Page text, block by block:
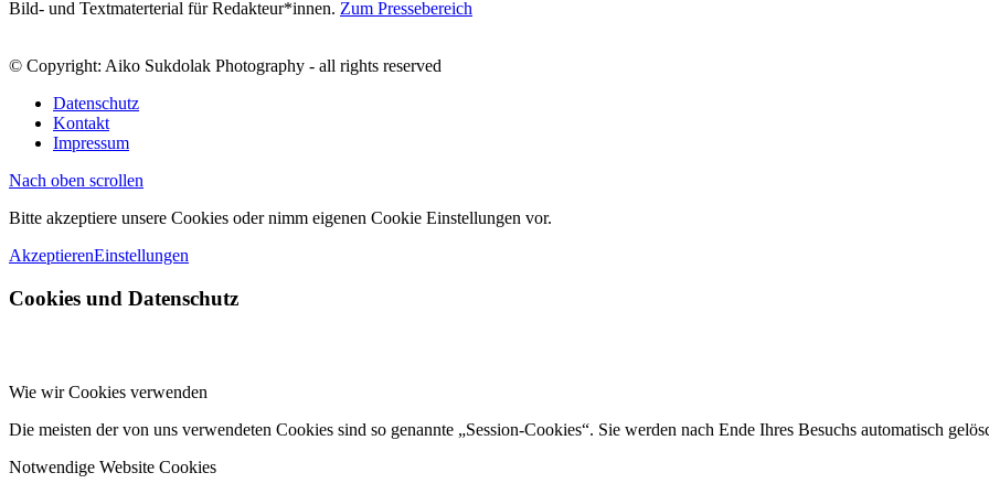
Bild- und Textmaterterial für Redakteur*innen. Zum Pressebereich
© Copyright: Aiko Sukdolak Photography - all rights reserved
Datenschutz
Kontakt
Impressum
Nach oben scrollen
Bitte akzeptiere unsere Cookies oder nimm eigenen Cookie Einstellungen vor.
AkzeptierenEinstellungen
Cookies und Datenschutz
Wie wir Cookies verwenden
Die meisten der von uns verwendeten Cookies sind so genannte „Session-Cookies“. Sie werden nach Ende Ihres Besuchs automatisch
Notwendige Website Cookies